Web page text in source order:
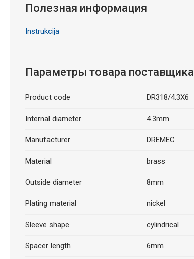
Полезная информация
Instrukcija
Параметры товара поставщика
Product code DR318/4.3X6
Internal diameter 4.3mm
Manufacturer DREMEC
Material brass
Outside diameter 8mm
Plating material nickel
Sleeve shape cylindrical
Spacer length 6mm